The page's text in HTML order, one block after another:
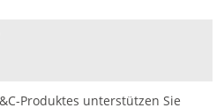
Produktes unterstützen Sie